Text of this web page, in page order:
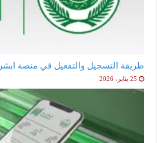
طريقة التسجيل والتفعيل في منصة ابشر
25 يناير، 2026